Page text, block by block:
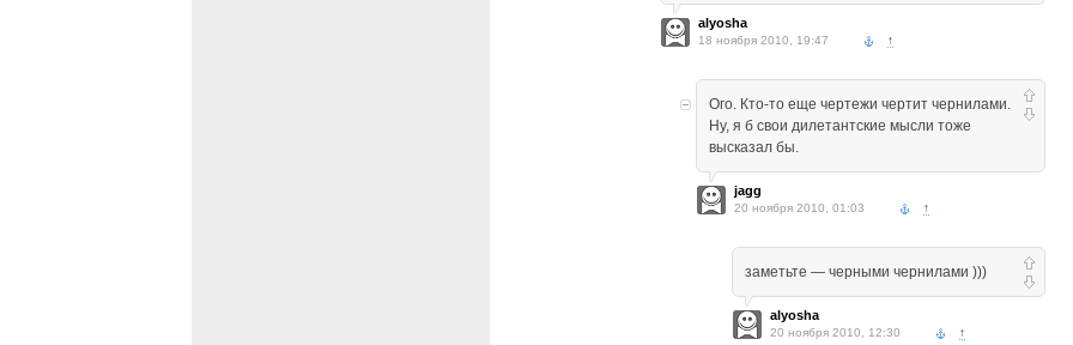
alyosha
18 ноября 2010, 19:47 ↑
Ого. Кто-то еще чертежи чертит чернилами.
Ну, я б свои дилетантские мысли тоже
высказал бы.
jagg
20 ноября 2010, 01:03 ↑
заметьте — черными чернилами )))
alyosha
20 ноября 2010, 12:30 ↑